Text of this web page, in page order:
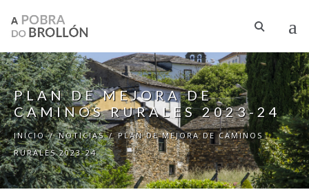
PLAN DE MEJORA DE
CAMINOS RURALES 2023-24
INICIO / NOTICIAS / PLAN DE MEJORA DE CAMINOS
RURALES 2023-24